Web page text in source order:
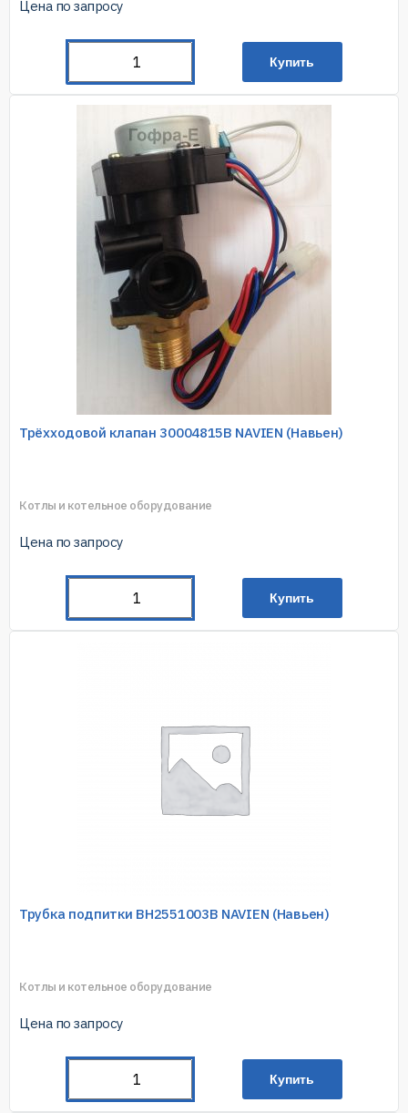
Цена по запросу
Купить
Трёхходовой клапан 30004815В NAVIEN (Навьен)
Котлы и котельное оборудование
Цена по запросу
Купить
Трубка подпитки ВН2551003В NAVIEN (Навьен)
Котлы и котельное оборудование
Цена по запросу
Купить